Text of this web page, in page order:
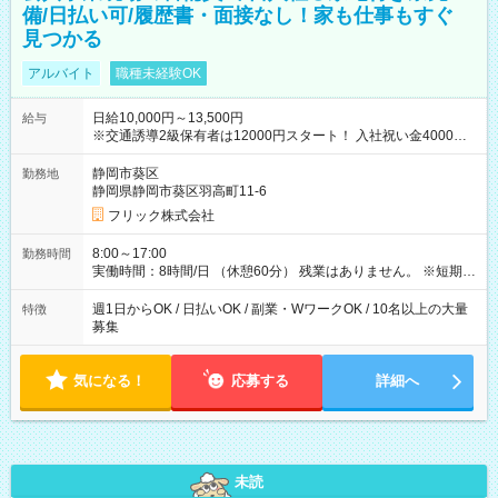
備/日払い可/履歴書・面接なし！家も仕事もすぐ
見つかる
アルバイト 職種未経験OK
給与
日給10,000円～13,500円
※交通誘導2級保有者は12000円スタート！ 入社祝い金4000円
【試用期間】試用期間なし
勤務地
静岡市葵区
静岡県静岡市葵区羽高町11-6
フリック株式会社
勤務時間
8:00～17:00
実働時間：8時間/日 （休憩60分） 残業はありません。 ※短期の
募集は行っておりません。予めご了承くださいませ。
特徴
週1日からOK / 日払いOK / 副業・WワークOK / 10名以上の大量
募集
気になる！ 応募する 詳細へ
未読